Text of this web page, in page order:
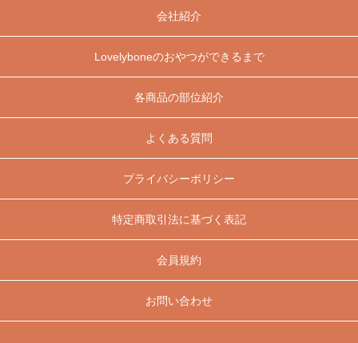
会社紹介
Lovelyboneのおやつができるまで
各商品の部位紹介
よくある質問
プライバシーポリシー
特定商取引法に基づく表記
会員規約
お問い合わせ